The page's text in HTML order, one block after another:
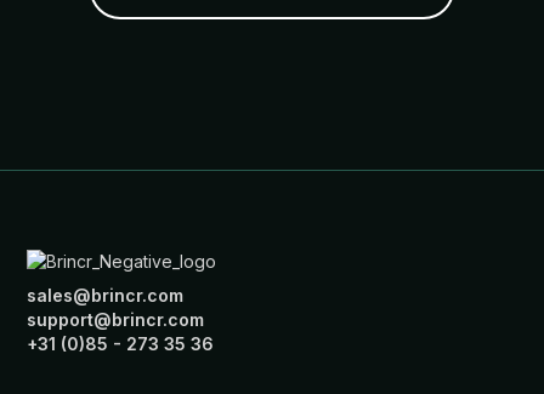
sales@brincr.com
support@brincr.com
+31 (0)85 - 273 35 36